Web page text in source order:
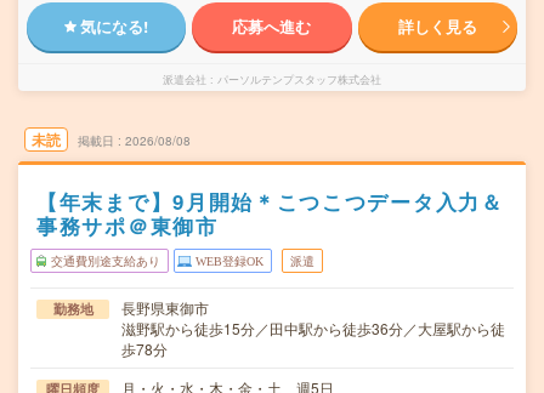
気になる! 応募へ進む 詳しく見る
派遣会社 パーソルテンプスタッフ株式会社
未読 掲載日 2026/08/08
【年末まで】9月開始＊こつこつデータ入力＆
事務サポ＠東御市
交通費別途支給あり WEB登録OK 派遣
勤務地
長野県東御市
滋野駅から徒歩15分／田中駅から徒歩36分／大屋駅から徒
歩78分
曜日頻度 月・火・水・木・金・土 週5日